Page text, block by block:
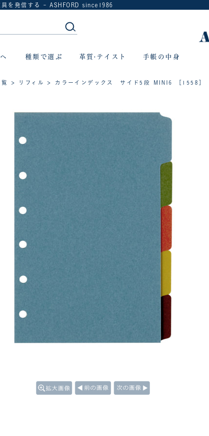
具を発信する - ASHFORD since1986
種類で選ぶ 革質·テイスト 手帳の中身
> リフィル > カラーインデックス サイド5段 MINI6 ［1558］